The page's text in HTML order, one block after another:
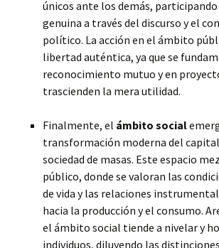
únicos ante los demás,
genuina a través del discurso y el
político. La acción en el ámbito
libertad auténtica, ya que se
reconocimiento mutuo y en
trascienden la mera utilidad.
Finalmente, el ámbito social
transformación moderna del
sociedad de masas. Este espacio
público, donde se valoran las
de vida y las relaciones
hacia la producción y el consumo.
el ámbito social tiende a nivelar y
individuos, diluyendo las